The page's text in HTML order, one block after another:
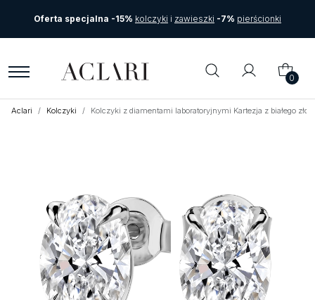
Oferta specjalna -15% kolczyki i zawieszki -7% pierścionki
0
Aclari Kolczyki Kolczyki z diamentami laboratoryjnymi Kartezja z białego